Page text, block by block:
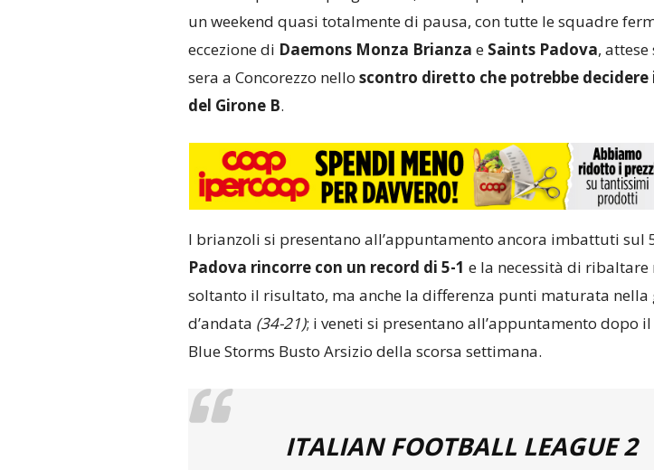
un weekend quasi totalmente di pausa, con tutte le squadre
eccezione di Daemons Monza Brianza e Saints Padova,
sera a Concorezzo nello scontro diretto che potrebbe decidere
del Girone B.
I brianzoli si presentano all’appuntamento ancora imbattuti sul
Padova rincorre con un record di 5-1 e la necessità di ribaltare
soltanto il risultato, ma anche la differenza punti maturata nella
d’andata (34-21); i veneti si presentano all’appuntamento dopo il
Blue Storms Busto Arsizio della scorsa settimana.
ITALIAN FOOTBALL LEAGUE 2